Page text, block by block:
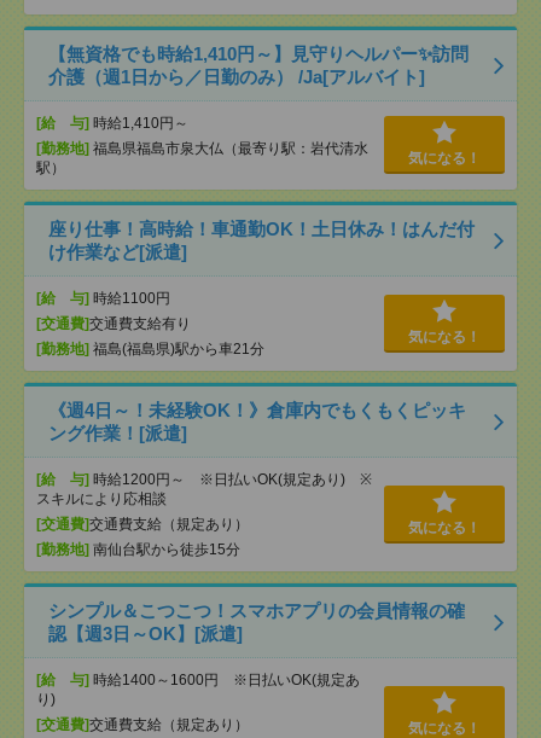
【無資格でも時給1,410円～】見守りヘルパー✨訪問
介護（週1日から／日勤のみ） /Ja[アルバイト]
[給 与] 時給1,410円～
[勤務地] 福島県福島市泉大仏（最寄り駅：岩代清水
駅）
気になる！
座り仕事！高時給！車通勤OK！土日休み！はんだ付
け作業など[派遣]
[給 与] 時給1100円
[交通費]交通費支給有り
[勤務地] 福島(福島県)駅から車21分
気になる！
《週4日～！未経験OK！》倉庫内でもくもくピッキ
ング作業！[派遣]
[給 与] 時給1200円～ ※日払いOK(規定あり) ※
スキルにより応相談
[交通費]交通費支給（規定あり）
[勤務地] 南仙台駅から徒歩15分
気になる！
シンプル＆こつこつ！スマホアプリの会員情報の確
認【週3日～OK】[派遣]
[給 与] 時給1400～1600円 ※日払いOK(規定あ
り)
[交通費]交通費支給（規定あり）
気になる！